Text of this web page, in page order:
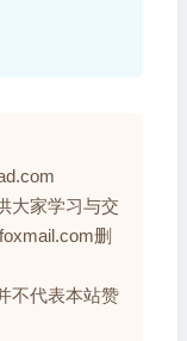
大家学习与交
删
不代表本站赞